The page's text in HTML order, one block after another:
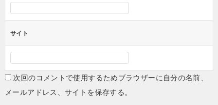
サイト
次回のコメントで使用するためブラウザーに自分の名前、
メールアドレス、サイトを保存する。